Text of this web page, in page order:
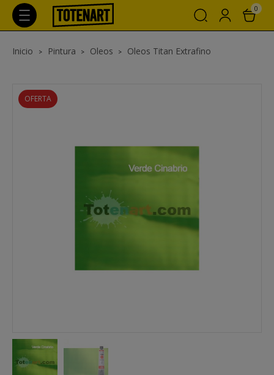
0
Inicio Pintura Oleos Oleos Titan Extrafino
OFERTA